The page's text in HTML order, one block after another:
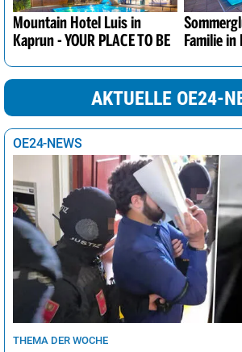
Mountain Hotel Luis in
Kaprun - YOUR PLACE TO BE Familie in
AKTUELLE OE24-
OE24-NEWS
THEMA DER WOCHE